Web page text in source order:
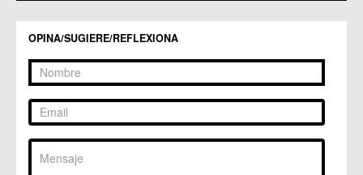
OPINA/SUGIERE/REFLEXIONA